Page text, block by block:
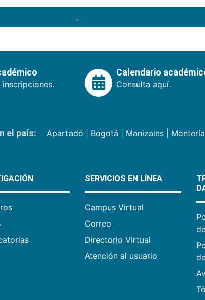
..
Calendario
Consulta aquí.
el país: Apartadó Bogotá Manizales| Montería
SERVICIOS EN LÍNEA
Campus Virtual
Correo
Directorio Virtual
Atención al usuario